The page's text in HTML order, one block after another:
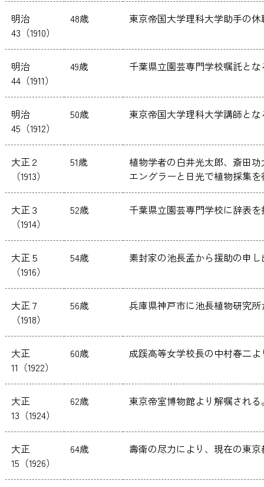
明治
43（1910）
48歳 東京帝国大学理科大学助手の
明治
44（1911）
49歳 千葉県立園芸専門学校嘱託と
明治
45（1912）
50歳 東京帝国大学理科大学講師とな
大正２
（1913）
51歳
植物学者の白井光太郎、斎田
エングラーと日光で植物採集
大正３
（1914）
52歳 千葉県立園芸専門学校に辞表
大正５
（1916）
54歳 素封家の池長孟から援助の申
大正７
（1918）
56歳 兵庫県神戸市に池長植物研究
大正
11（1922）
60歳 成蹊高等女学校長の中村春二
大正
13（1924）
62歳 東京帝室博物館より解嘱され
大正
15（1926）
64歳 壽衛の尽力により、現在の東